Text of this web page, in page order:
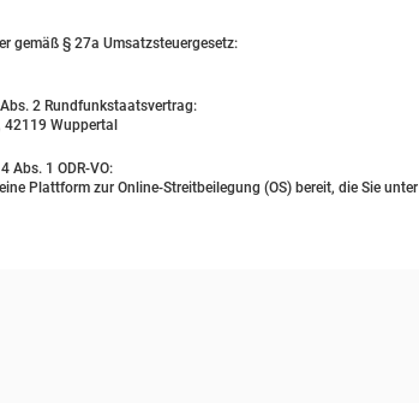
gemäß § 27a Umsatzsteuergesetz:
2 Rundfunkstaatsvertrag:
Wuppertal
Abs. 1 ODR-VO:
Plattform zur Online-Streitbeilegung (OS) bereit, die Sie unter